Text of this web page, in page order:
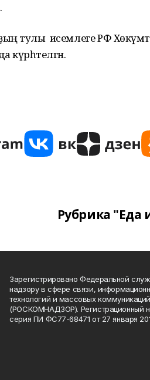
тулы исемлеге РФ
Рубрика "Еда
Зарегистрировано Федеральной
надзору в сфере связи,
технологий и массовых коммуникаций
(РОСКОМНАДЗОР). Регистрационный
серия ПИ ФС77-68471 от 27 января